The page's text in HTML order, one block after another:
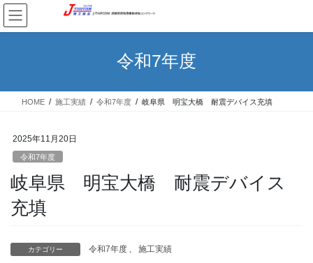
コ
ン
テ
ス
ナ
ビ
ゲ
ン
令和7年度
HOME 施工実績 令和7年度 岐阜県 明宝大橋 耐震デバイス充填
2025年11月20日
令和7年度
岐阜県 明宝大橋 耐震デバイス
充填
カテゴリー 令和7年度 、 施工実績